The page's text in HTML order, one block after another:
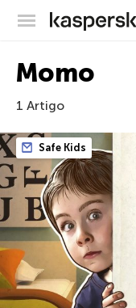
Momo
1 Artigo
Safe Kids